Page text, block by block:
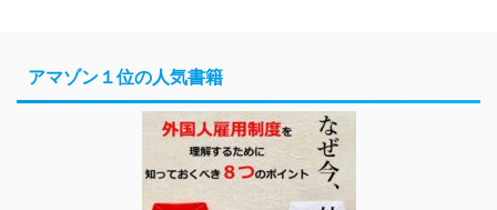
アマゾン１位の人気書籍